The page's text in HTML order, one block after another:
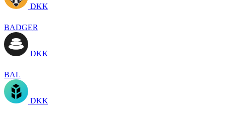
DKK
BADGER
DKK
BAL
DKK